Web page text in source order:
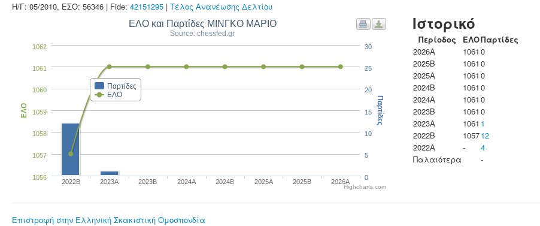
Η/Γ: 05/2010, ΕΣΟ: 56346 | Fide: 42151295 | Τέλος Ανανέωσης Δελτίου
ΕΛΟ και Παρτίδες ΜΙΝΓΚΟ ΜΑΡΙΟ
Source: chessfed.gr
Παρτίδες
ΕΛΟ
2022B 2023Α 2023B 2024A 2024B 2025A 2025B 2026A
1056
1057
1058
1059
1060
1061
1062
ΕΛΟ
0
5
10
15
20
25
30
Παρτίδες
Highcharts.com
Ιστορικό
Περίοδος ΕΛΟΠαρτίδες
2026A
1061 0
2025B
1061 0
2025A
1061 0
2024B
1061 0
2024A
1061 0
2023B
1061 0
2023Α
1061 1
2022B
105712
2022A
-
4
Παλαιότερα
-
Επιστροφή στην Ελληνική Σκακιστική Ομοσπονδία